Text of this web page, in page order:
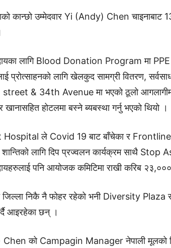
कान्छो उम्मेदवार Yi (Andy) Chen चाइनाबाट
लागि Blood Donation Program मा PPE
प्राेत्साहनकाे लागि खेलकुद सामग्री वितरण,
& 34th Avenue मा भएको ठूलो आगलागीमा
खानासहित होटलमा बस्ने ब्यबस्था गर्नु भएको थियो ।
ले Covid 19 बाट बाँचेका र Frontline
शान्तिको लागि दिप प्रज्वलन कार्यक्रम साथै
पनि आयोजक कमिटिमा राखी करिब
निकै नै फोहर रहेको भनी Diversity Plaza
आइरहेका छन् ।
को Campagin Manager नेपाली मूलको